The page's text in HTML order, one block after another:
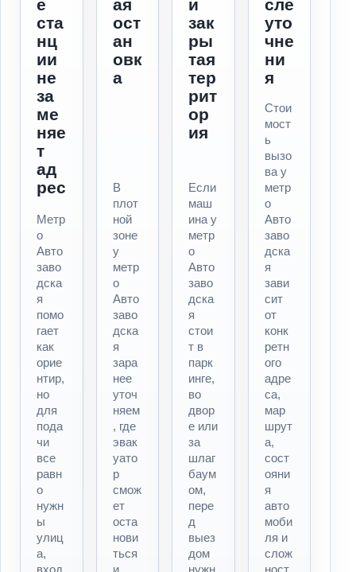
е
ста
нц
ии
не
за
ме
няе
т
ад
рес
Метр
о
Авто
заво
дска
я
помо
гает
как
орие
нтир,
но
для
пода
чи
все
равн
о
нужн
ы
улиц
а,
вход,
ая
ост
ан
овк
а
В
плот
ной
зоне
у
метр
о
Авто
заво
дска
я
зара
нее
уточ
няем
, где
эвак
уато
р
смож
ет
оста
нови
ться
и
и
зак
ры
тая
тер
рит
ор
ия
Если
маш
ина у
метр
о
Авто
заво
дска
я
стои
т в
парк
инге,
во
двор
е или
за
шлаг
баум
ом,
пере
д
выез
дом
нужн
сле
уто
чне
ни
я
Стои
мост
ь
вызо
ва у
метр
о
Авто
заво
дска
я
зави
сит
от
конк
ретн
ого
адре
са,
мар
шрут
а,
сост
ояни
я
авто
моби
ля и
слож
ност